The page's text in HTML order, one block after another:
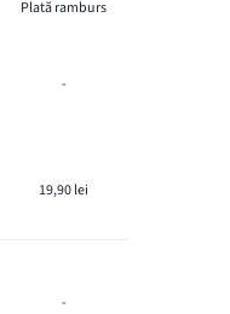
Plată ramburs
-
19,90 lei
-